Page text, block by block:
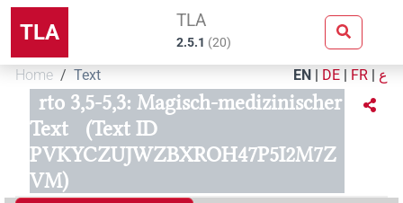
TLA TLA
2.5.1 (20)
Home Text EN | DE | FR | ع
rto 3,5-5,3: Magisch-medizinischer
Text
(Text ID
PVKYCZUJWZBXROH47P5I2M7Z
VM)